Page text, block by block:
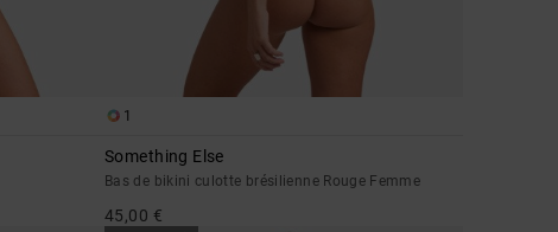
1
Something Else
Bas de bikini culotte brésilienne Rouge Femme
45,00 €